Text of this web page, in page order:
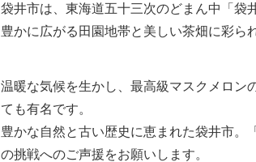
袋井市は、東海道五十三次のどまん中「袋
豊かに広がる田園地帯と美しい茶畑に彩ら
温暖な気候を生かし、最高級マスクメロン
ても有名です。
豊かな自然と古い歴史に恵まれた袋井市。
の挑戦へのご声援をお願いします。